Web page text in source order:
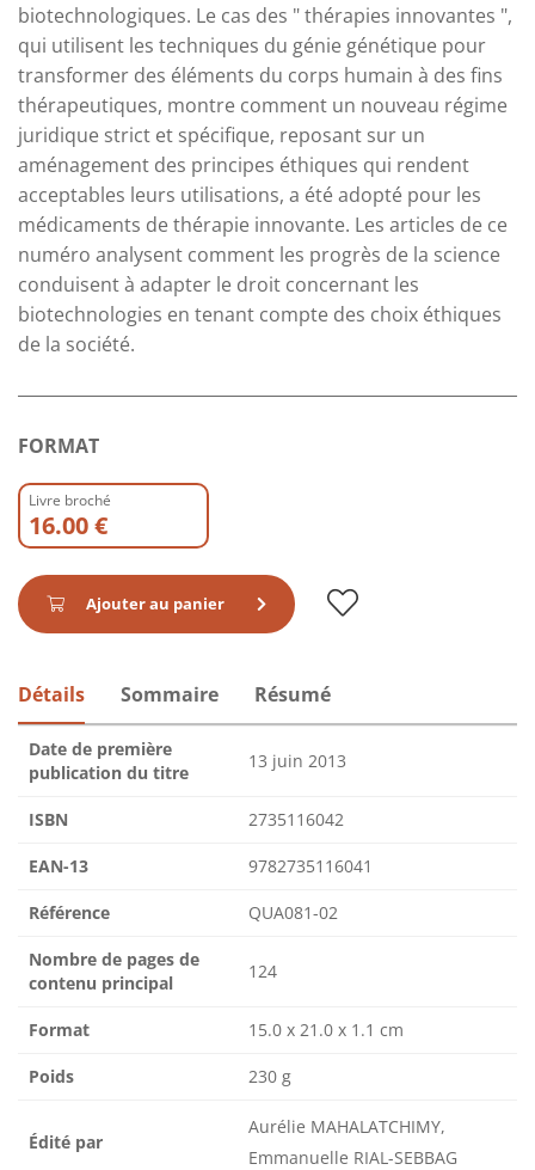
biotechnologiques. Le cas des " thérapies innovantes ",
qui utilisent les techniques du génie génétique pour
transformer des éléments du corps humain à des fins
thérapeutiques, montre comment un nouveau régime
juridique strict et spécifique, reposant sur un
aménagement des principes éthiques qui rendent
acceptables leurs utilisations, a été adopté pour les
médicaments de thérapie innovante. Les articles de ce
numéro analysent comment les progrès de la science
conduisent à adapter le droit concernant les
biotechnologies en tenant compte des choix éthiques
de la société.
FORMAT
Livre broché
16.00 €
Ajouter au panier
Détails Sommaire Résumé
Date de première
publication du titre
13 juin 2013
ISBN 2735116042
EAN-13 9782735116041
Référence QUA081-02
Nombre de pages de
contenu principal
124
Format 15.0 x 21.0 x 1.1 cm
Poids 230 g
Édité par
Aurélie MAHALATCHIMY,
Emmanuelle RIAL-SEBBAG